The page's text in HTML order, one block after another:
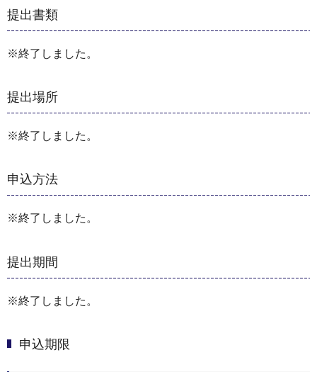
提出書類
※終了しました。
提出場所
※終了しました。
申込方法
※終了しました。
提出期間
※終了しました。
申込期限